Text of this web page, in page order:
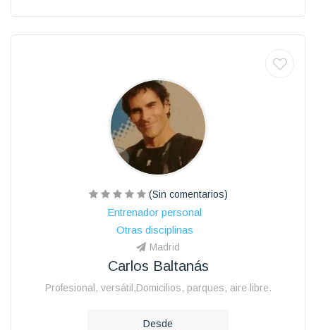
(Sin comentarios)
Entrenador personal
Otras disciplinas
Madrid
Carlos Baltanás
Profesional, versátil,Domicilios, parques, aire libre.
Desde